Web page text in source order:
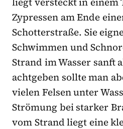
Zypressen am Ende
Schotterstraße. Sie
Schwimmen und
Strand im Wasser sanft
achtgeben sollte man
vielen Felsen unter
Strömung bei starker
vom Strand liegt eine